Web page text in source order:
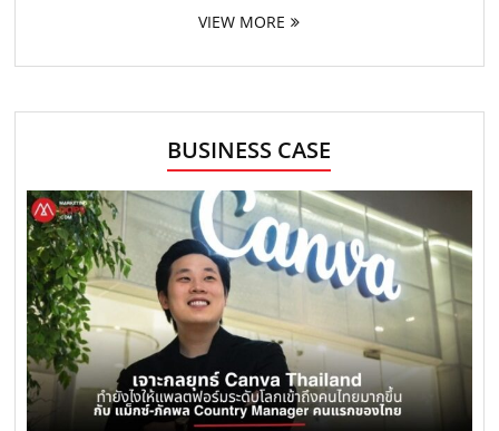
VIEW MORE
BUSINESS CASE